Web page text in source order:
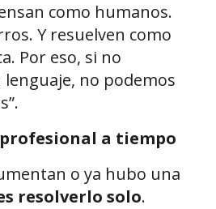
como humanos.
Y resuelven como
Por eso, si no
no podemos
a tiempo
o ya hubo una
resolverlo solo.